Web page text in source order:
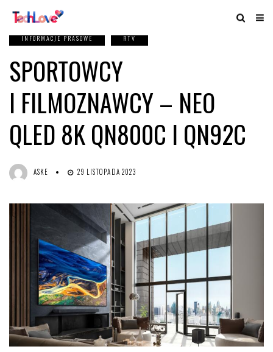
INFORMACJE PRASOWE RTV
SPORTOWCY
I FILMOZNAWCY – NEO
QLED 8K QN800C I QN92C
ASKE 29 LISTOPADA 2023